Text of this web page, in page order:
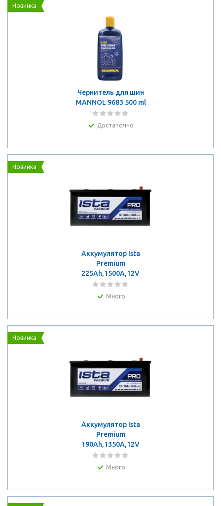
Новинка
Чернитель для шин
MANNOL 9683 500 ml
Достаточно
Новинка
Аккумулятор Ista
Premium
225Ah,1500A,12V
Много
Новинка
Аккумулятор Ista
Premium
190Ah,1350A,12V
Много